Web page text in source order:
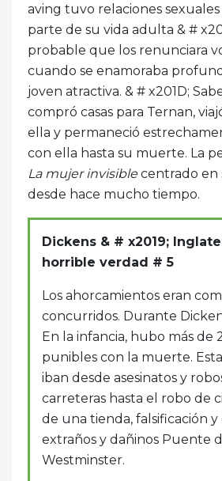
aving tuvo relaciones
parte de su vida adulta & #
probable que los renunciara
cuando se enamoraba
joven atractiva. & # x201D;
compró casas para Ternan,
ella y permaneció
con ella hasta su muerte. La
La mujer invisiblecentrado en
desde hace mucho tiempo.
Dickens & # x2019;
horrible verdad # 5
Los ahorcamientos eran
concurridos. Durante
En la infancia, hubo más de
punibles con la muerte.
iban desde asesinatos y
carreteras hasta el robo de
de una tienda, falsificación
extraños y dañinos Puente
Westminster.